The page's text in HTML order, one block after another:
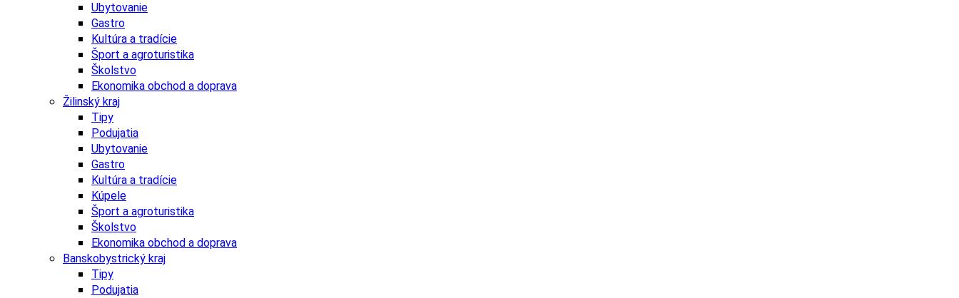
Ubytovanie
Gastro
Kultúra a tradície
Šport a agroturistika
Školstvo
Ekonomika obchod a doprava
Žilinský kraj
Tipy
Podujatia
Ubytovanie
Gastro
Kultúra a tradície
Kúpele
Šport a agroturistika
Školstvo
Ekonomika obchod a doprava
Banskobystrický kraj
Tipy
Podujatia